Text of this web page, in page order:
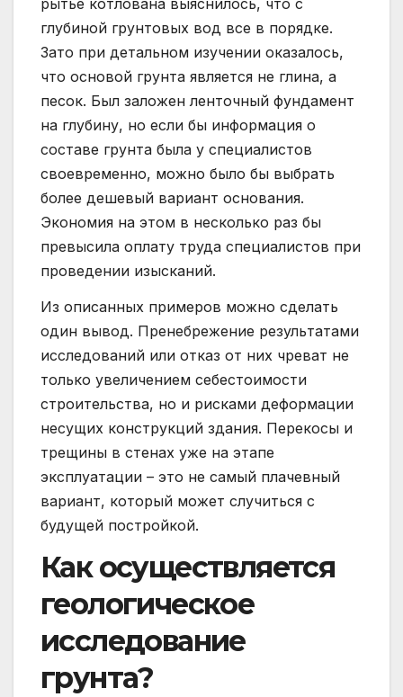
глубиной грунтовых вод все в порядке.
Зато при детальном изучении оказалось,
что основой грунта является не глина, а
песок. Был заложен ленточный фундамент
на глубину, но если бы информация о
составе грунта была у специалистов
своевременно, можно было бы выбрать
более дешевый вариант основания.
Экономия на этом в несколько раз бы
превысила оплату труда специалистов при
проведении изысканий.
Из описанных примеров можно сделать
один вывод. Пренебрежение результатами
исследований или отказ от них чреват не
только увеличением себестоимости
строительства, но и рисками деформации
несущих конструкций здания. Перекосы и
трещины в стенах уже на этапе
эксплуатации – это не самый плачевный
вариант, который может случиться с
будущей постройкой.
Как осуществляется
геологическое
исследование
грунта?